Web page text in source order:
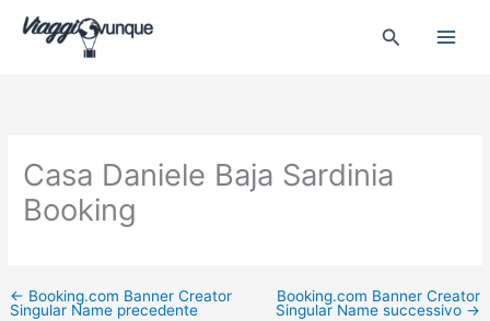
Cerca
Casa Daniele Baja Sardinia
Booking
← Booking.com Banner Creator
Singular Name precedente
Booking.com Banner Creator
Singular Name successivo →